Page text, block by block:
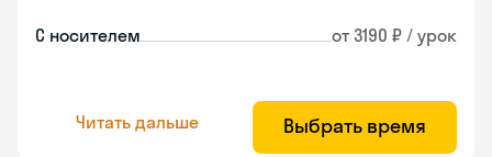
С носителем от 3190 ₽ / урок
Читать дальше Выбрать время